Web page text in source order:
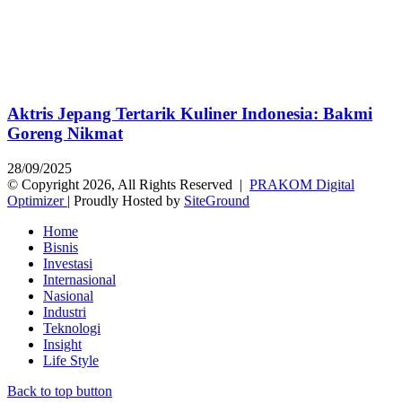
Aktris Jepang Tertarik Kuliner Indonesia: Bakmi
Goreng Nikmat
28/09/2025
© Copyright 2026, All Rights Reserved | PRAKOM Digital
Optimizer | Proudly Hosted by SiteGround
Home
Bisnis
Investasi
Internasional
Nasional
Industri
Teknologi
Insight
Life Style
Back to top button